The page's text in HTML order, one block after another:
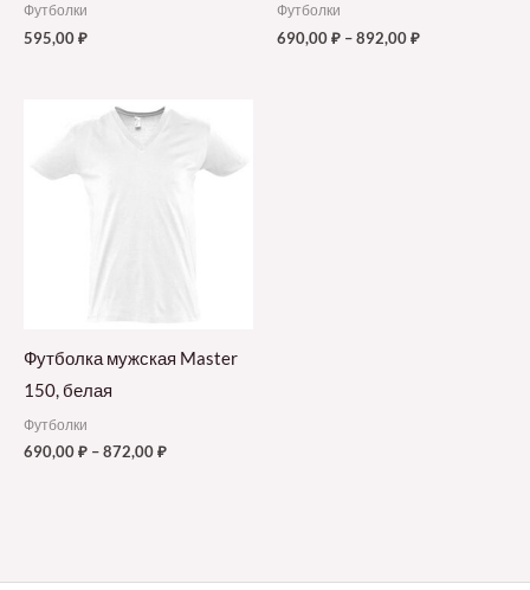
Футболки
595,00₽
Футболки
690,00₽ –892,00₽
Футболка мужская Master
150, белая
Футболки
690,00₽ –872,00₽